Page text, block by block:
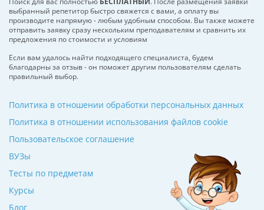
выбранный репетитор быстро свяжется с вами, а оплату вы
производите напрямую - любым удобным способом. Вы также можете
отправить заявку сразу нескольким преподавателям и сравнить их
предложения по стоимости и условиям
Если вам удалось найти подходящего специалиста, будем
благодарны за отзыв - он поможет другим пользователям сделать
правильный выбор.
ВУЗы
Тесты по предметам
Курсы
Блог
Политика в отношении обработки персональных данных
Политика в отношении использования файлов cookie
Пользовательское соглашение